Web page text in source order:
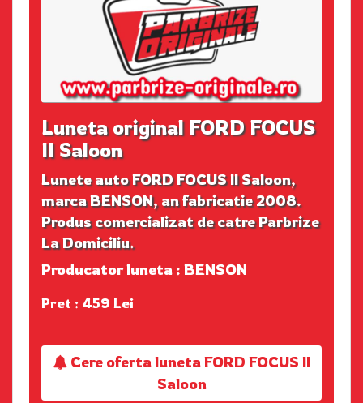
Luneta original FORD FOCUS
II Saloon
Lunete auto FORD FOCUS II Saloon,
marca BENSON, an fabricatie 2008.
Produs comercializat de catre Parbrize
La Domiciliu.
Producator luneta : BENSON
Pret : 459 Lei
Cere oferta luneta FORD FOCUS II
Saloon